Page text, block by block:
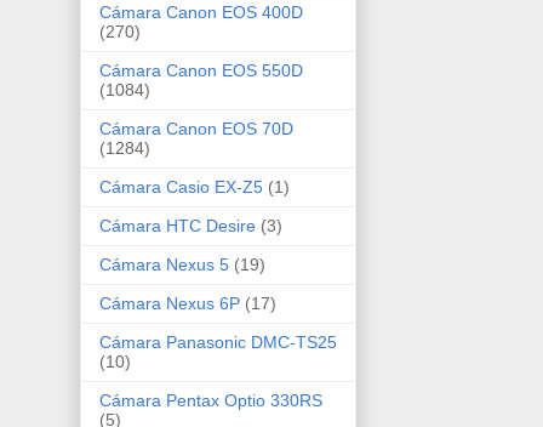
Cámara Canon EOS 400D
(270)
Cámara Canon EOS 550D
(1084)
Cámara Canon EOS 70D
(1284)
Cámara Casio EX-Z5 (1)
Cámara HTC Desire (3)
Cámara Nexus 5 (19)
Cámara Nexus 6P (17)
Cámara Panasonic DMC-TS25
(10)
Cámara Pentax Optio 330RS
(5)